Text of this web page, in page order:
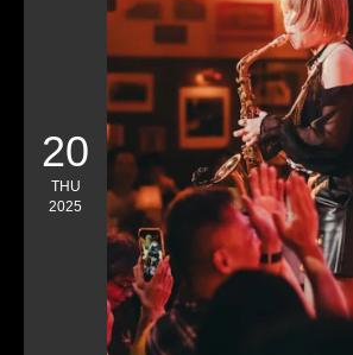
20
THU
2025